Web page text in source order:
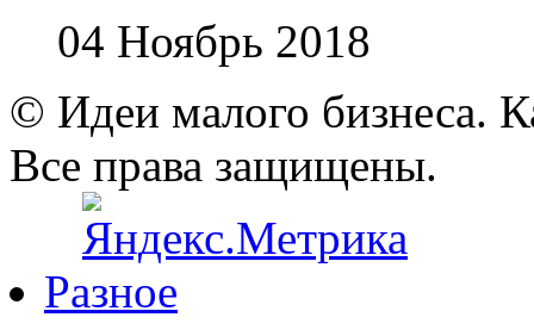
04 Ноябрь 2018
© Идеи малого бизнеса.
Все права защищены.
Разное